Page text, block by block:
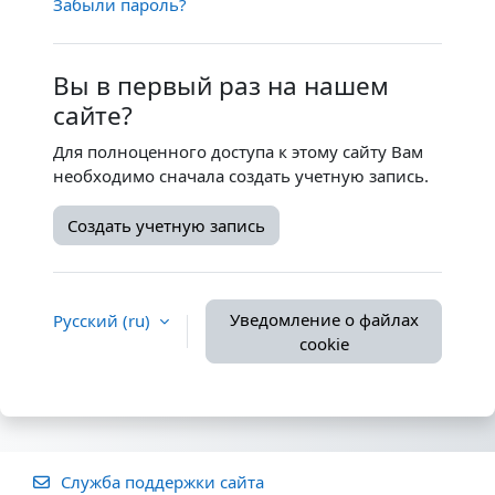
Забыли пароль?
Вы в первый раз на нашем
сайте?
Для полноценного доступа к этому сайту Вам
необходимо сначала создать учетную запись.
Создать учетную запись
Русский ‎(ru)‎
Уведомление о файлах
cookie
Служба поддержки сайта